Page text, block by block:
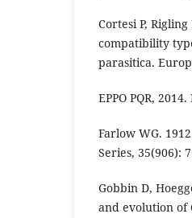
Cortesi P,
compatibility
parasitica.
EPPO PQR,
Farlow WG.
Series, 35(906):
Gobbin D,
and evolution of